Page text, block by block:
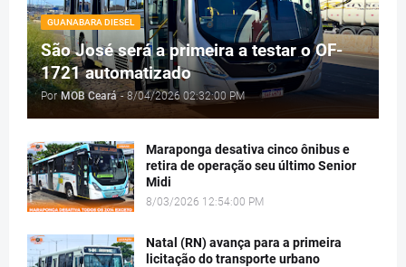
GUANABARA DIESEL
São José será a primeira a testar o OF-
1721 automatizado
Por MOB Ceará - 8/04/2026 02:32:00 PM
Maraponga desativa cinco ônibus e
retira de operação seu último Senior
Midi
8/03/2026 12:54:00 PM
Natal (RN) avança para a primeira
licitação do transporte urbano